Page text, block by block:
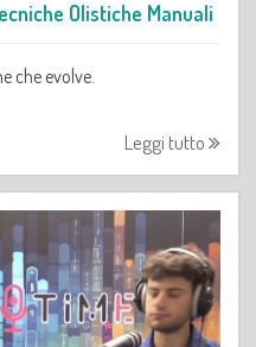
Olistiche Manuali
che evolve.
Leggi tutto